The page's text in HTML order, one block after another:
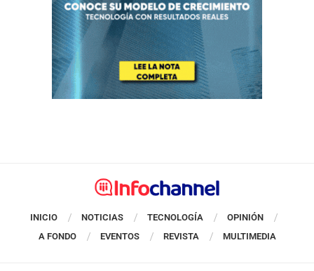
INICIO NOTICIAS TECNOLOGÍA
OPINIÓN
A FONDO
EVENTOS REVISTA MULTIMEDIA